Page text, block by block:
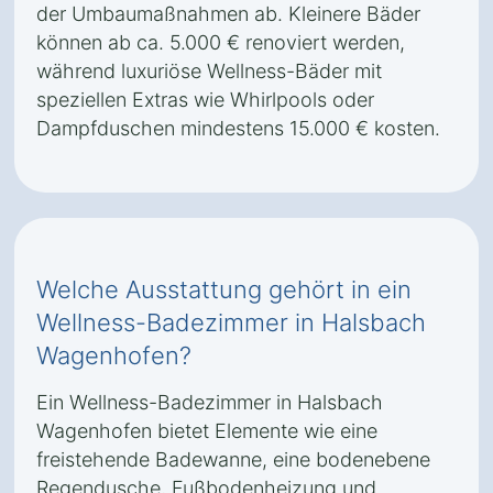
der Umbaumaßnahmen ab. Kleinere Bäder
können ab ca. 5.000 € renoviert werden,
während luxuriöse Wellness-Bäder mit
speziellen Extras wie Whirlpools oder
Dampfduschen mindestens 15.000 € kosten.
Welche Ausstattung gehört in ein
Wellness-Badezimmer in Halsbach
Wagenhofen?
Ein Wellness-Badezimmer in Halsbach
Wagenhofen bietet Elemente wie eine
freistehende Badewanne, eine bodenebene
Regendusche, Fußbodenheizung und